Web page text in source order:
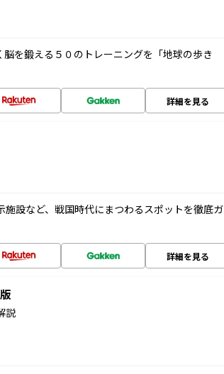
を鍛える５０のトレーニングを「地球の歩き
詳細を見る
設など、戦国時代にまつわるスポットを徹底ガ
詳細を見る
説